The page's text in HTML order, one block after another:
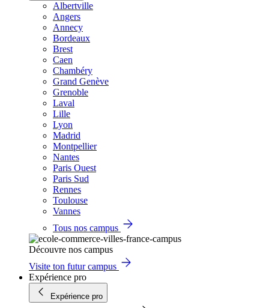
Albertville
Angers
Annecy
Bordeaux
Brest
Caen
Chambéry
Grand Genève
Grenoble
Laval
Lille
Lyon
Madrid
Montpellier
Nantes
Paris Ouest
Paris Sud
Rennes
Toulouse
Vannes
Tous nos campus
Découvre nos campus
Visite ton futur campus
Expérience pro
Expérience pro